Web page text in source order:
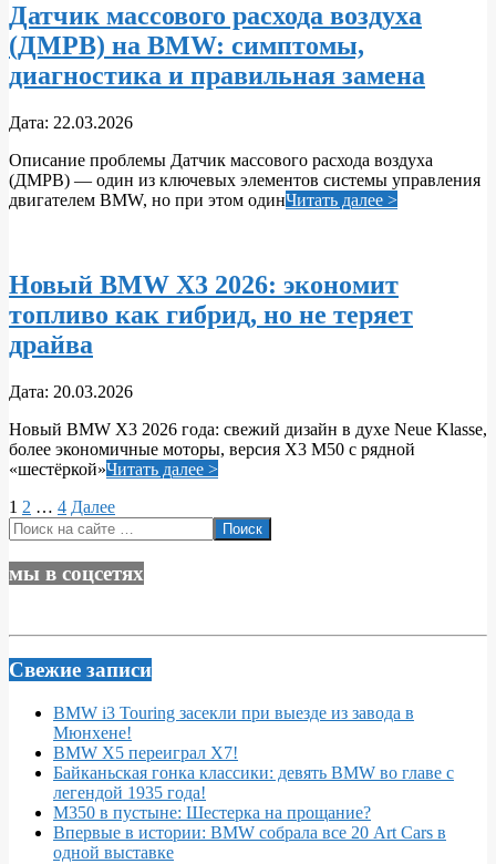
Датчик массового расхода воздуха
(ДМРВ) на BMW: симптомы,
диагностика и правильная замена
2026-
22
Дата: 22.03.2026
Описание проблемы Датчик массового расхода воздуха
(ДМРВ) — один из ключевых элементов системы управления
двигателем BMW, но при этом одинЧитать далее >
Новый BMW X3 2026: экономит
топливо как гибрид, но не теряет
драйва
2026-
20
Дата: 20.03.2026
Новый BMW X3 2026 года: свежий дизайн в духе Neue Klasse,
более экономичные моторы, версия X3 M50 с рядной
«шестёркой»Читать далее >
Пагинация
записей
1 2 … 4 Далее
Поиск
мы в соцсетях
Свежие записи
BMW i3 Touring засекли при выезде из завода в
Мюнхене!
BMW X5 переиграл X7!
Байканьская гонка классики: девять BMW во главе с
легендой 1935 года!
M350 в пустыне: Шестерка на прощание?
Впервые в истории: BMW собрала все 20 Art Cars в
одной выставке